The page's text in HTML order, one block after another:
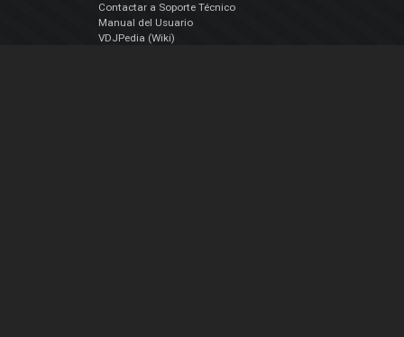
Contactar a Soporte Técnico
Manual del Usuario
VDJPedia (Wiki)